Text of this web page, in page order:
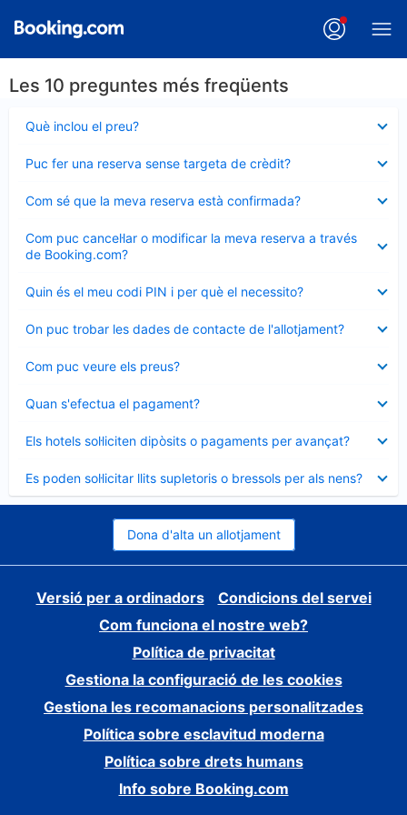
Les 10 preguntes més freqüents
Què inclou el preu?
tancat
Puc fer una reserva sense targeta de crèdit?
tancat
Com sé que la meva reserva està confirmada?
tancat
Com puc cancel·lar o modificar la meva reserva a través
de Booking.com?
tancat
Quin és el meu codi PIN i per què el necessito?
tancat
On puc trobar les dades de contacte de l'allotjament?
tancat
Com puc veure els preus?
tancat
Quan s'efectua el pagament?
tancat
Els hotels sol·liciten dipòsits o pagaments per avançat?
tancat
Es poden sol·licitar llits supletoris o bressols per als nens?
tancat
Dona d'alta un allotjament
Versió per a ordinadors
Condicions del servei
Com funciona el nostre web?
Política de privacitat
Gestiona la configuració de les cookies
Gestiona les recomanacions personalitzades
Política sobre esclavitud moderna
Política sobre drets humans
Info sobre Booking.com